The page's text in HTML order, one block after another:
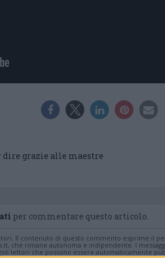
dire grazie alle maestre
per commentare questo articolo.
Il contenuto di questo commento esprime il
che rimane autonoma e indipendente. I
lettori che possono essere automaticamente
a siti esterni verranno rimossi in automatico dal